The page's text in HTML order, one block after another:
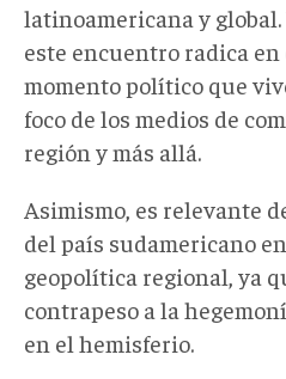
latinoamericana y
este encuentro radica en
momento político que
foco de los medios de
región y más allá.
Asimismo, es relevante
del país sudamericano
geopolítica regional, ya
contrapeso a la
en el hemisferio.